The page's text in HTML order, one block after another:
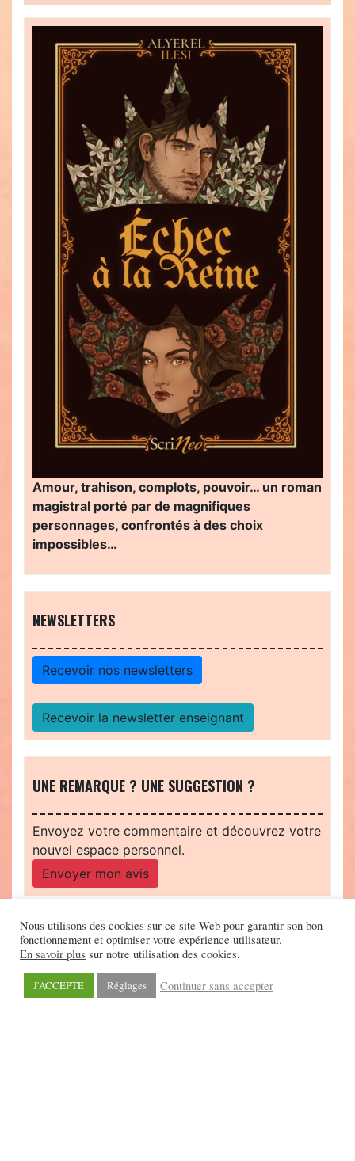
Amour, trahison, complots, pouvoir… un roman
magistral porté par de magnifiques
personnages, confrontés à des choix
impossibles…
NEWSLETTERS
Recevoir nos newsletters
Recevoir la newsletter enseignant
UNE REMARQUE ? UNE SUGGESTION ?
Envoyez votre commentaire et découvrez votre
nouvel espace personnel.
Envoyer mon avis
Nous utilisons des cookies sur ce site Web pour garantir son bon
fonctionnement et optimiser votre expérience utilisateur.
En savoir plus sur notre utilisation des cookies.
J'ACCEPTE Réglages Continuer sans accepter